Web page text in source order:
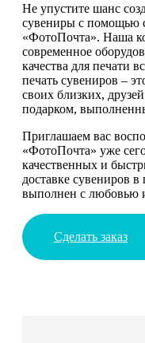
Не упустите шанс
сувениры с помощью
«ФотоПочта». Наша
современное
качества для печати
печать сувениров –
своих близких,
подарком,
Приглашаем вас
«ФотоПочта» уже
качественных и
доставке сувениров
выполнен с любовью
Сделать заказ